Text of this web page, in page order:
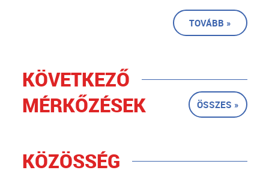
TOVÁBB »
KÖVETKEZŐ
MÉRKŐZÉSEK
ÖSSZES »
KÖZÖSSÉG